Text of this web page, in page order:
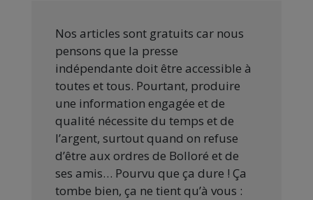
Nos articles sont gratuits car nous
pensons que la presse
indépendante doit être accessible à
toutes et tous. Pourtant, produire
une information engagée et de
qualité nécessite du temps et de
l’argent, surtout quand on refuse
d’être aux ordres de Bolloré et de
ses amis… Pourvu que ça dure ! Ça
tombe bien, ça ne tient qu’à vous :